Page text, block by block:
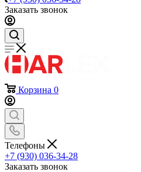
Заказать звонок
Корзина 0
Телефоны
+7 (930) 036-34-28
Заказать звонок